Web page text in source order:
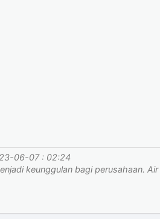
06-07 : 02:24
keunggulan bagi perusahaan. Air